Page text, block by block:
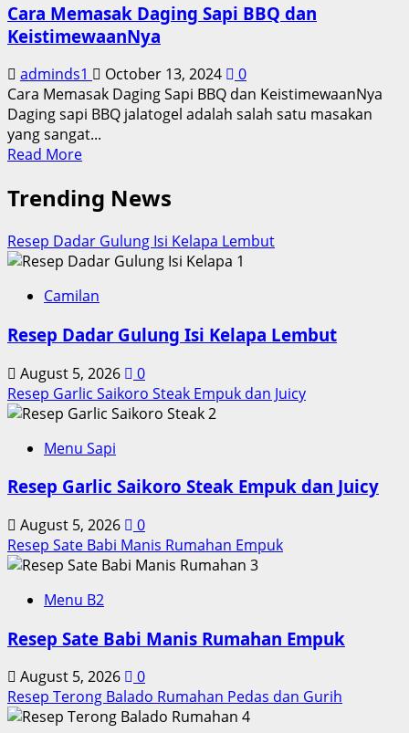
Cara Memasak Daging Sapi BBQ dan
KeistimewaanNya
adminds1 October 13, 2024
0
Cara Memasak Daging Sapi BBQ dan KeistimewaanNya
Daging sapi BBQ jalatogel adalah salah satu masakan
yang sangat...
Read MoreRead
about
Cara
Memasak
Daging
BBQ
KeistimewaanNya
Trending News
Resep Dadar Gulung Isi Kelapa Lembut
1
Camilan
Resep Dadar Gulung Isi Kelapa Lembut
August 5, 2026
0
Resep Garlic Saikoro Steak Empuk dan Juicy
2
Menu Sapi
Resep Garlic Saikoro Steak Empuk dan Juicy
August 5, 2026
0
Resep Sate Babi Manis Rumahan Empuk
3
Menu B2
Resep Sate Babi Manis Rumahan Empuk
August 5, 2026
0
Resep Terong Balado Rumahan Pedas dan Gurih
4